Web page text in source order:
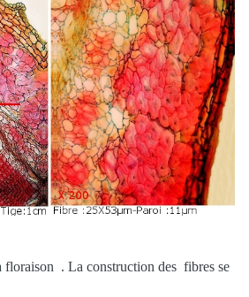
floraison . La construction des fibres se